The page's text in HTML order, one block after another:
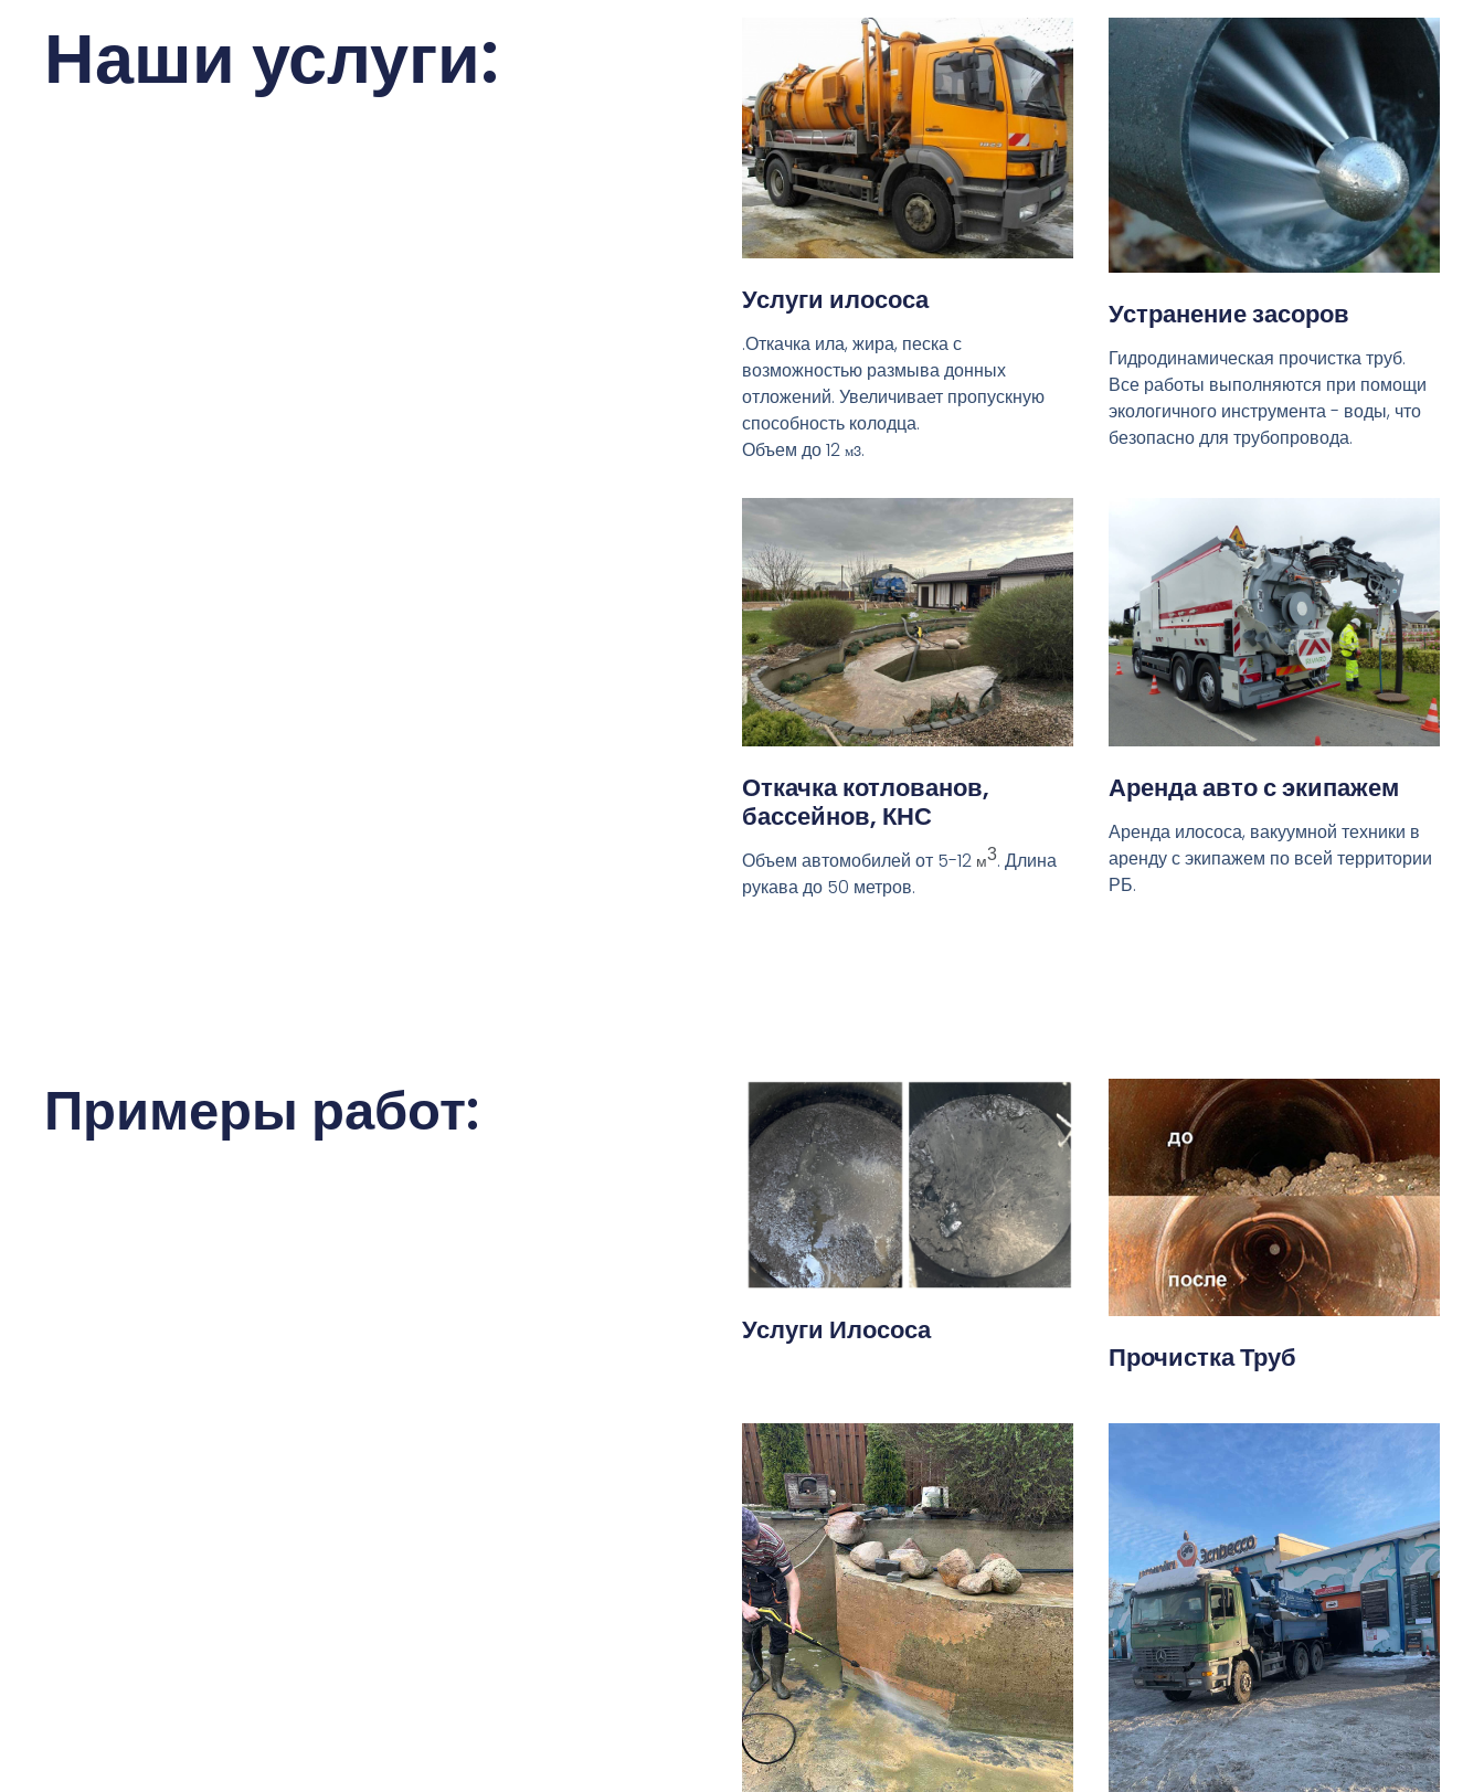
Наши услуги:
Услуги илососа
.Откачка ила, жира, песка с
возможностью размыва донных
отложений. Увеличивает пропускную
способность колодца.
Объем до 12 м3.
Устранение засоров
Гидродинамическая прочистка труб.
Все работы выполняются при помощи
экологичного инструмента - воды, что
безопасно для трубопровода.
Откачка котлованов,
бассейнов, КНС
Объем автомобилей от 5-12 м3. Длина
рукава до 50 метров.
Аренда авто с экипажем
Аренда илососа, вакуумной техники в
аренду с экипажем по всей территории
РБ.
Примеры работ:
Услуги Илососа
Прочистка Труб